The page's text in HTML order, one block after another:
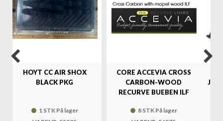
HOYT CC AIR SHOX
BLACK PKG
1 STK På lager
CORE ACCEVIA CROSS
CARBON-WOOD
RECURVE BUEBEN ILF
8 STK På lager